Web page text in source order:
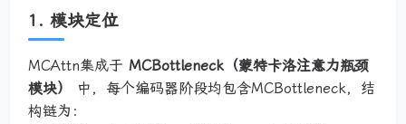
1. 模块定位
MCAttn集成于 MCBottleneck（蒙特卡洛注意力瓶颈
模块）
中，每个编码器阶段均包含MCBottleneck，结
构链为：